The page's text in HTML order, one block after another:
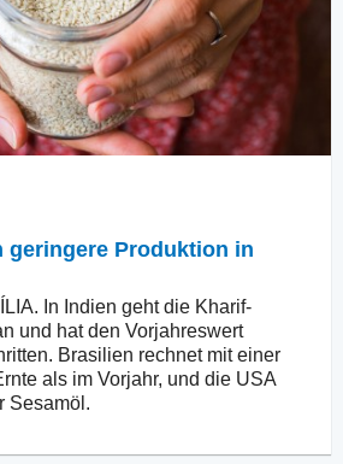
geringere Produktion in
In Indien geht die Kharif-
und hat den Vorjahreswert
Brasilien rechnet mit einer
als im Vorjahr, und die USA
Sesamöl.